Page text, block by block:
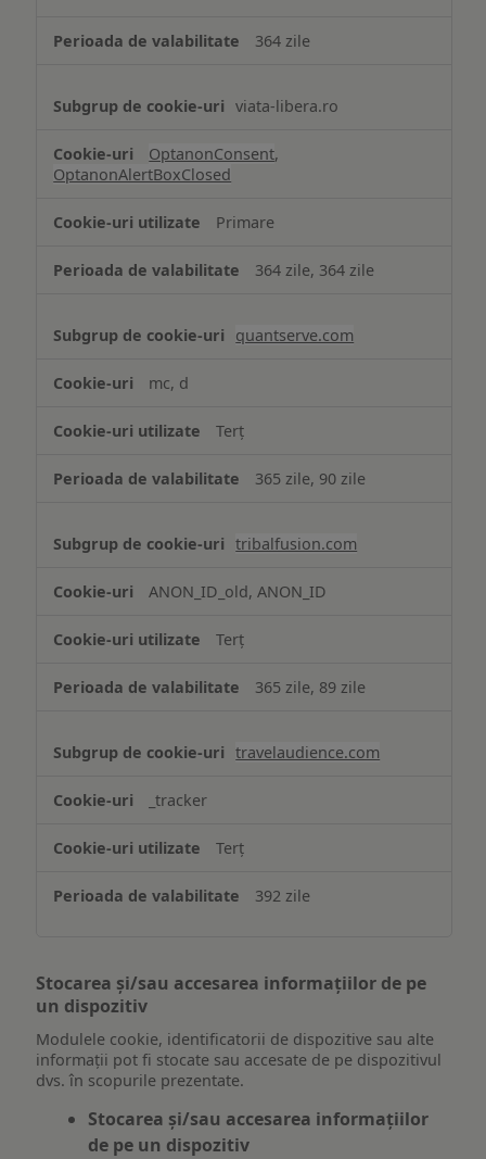
364 zile
viata-libera.ro
OptanonConsent,
OptanonAlertBoxClosed
Primare
364 zile, 364 zile
quantserve.com
mc, d
Terț
365 zile, 90 zile
tribalfusion.com
ANON_ID_old, ANON_ID
Terț
365 zile, 89 zile
travelaudience.com
_tracker
Terț
392 zile
Stocarea și/sau accesarea informațiilor de pe
un dispozitiv
Modulele cookie, identificatorii de dispozitive sau alte
informații pot fi stocate sau accesate de pe dispozitivul
dvs. în scopurile prezentate.
Stocarea și/sau accesarea informațiilor
de pe un dispozitiv